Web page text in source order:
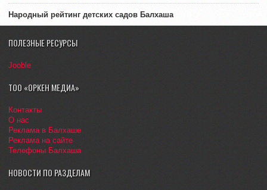
Народный рейтинг детских садов Балхаша
ПОЛЕЗНЫЕ РЕСУРСЫ
Jooble
ТОО «ОРКЕН МЕДИА»
Контакты
О нас
Реклама в Балхаше
Реклама на сайте
Телефоны Балхаша
НОВОСТИ ПО РАЗДЕЛАМ